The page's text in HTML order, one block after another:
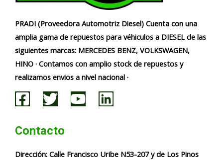
PRADI (Proveedora Automotriz Diesel) Cuenta con una
amplia gama de repuestos para véhiculos a DIESEL de las
siguientes marcas: MERCEDES BENZ, VOLKSWAGEN,
HINO · Contamos con amplio stock de repuestos y
realizamos envios a nivel nacional ·
Contacto
Dirección: Calle Francisco Uribe N53-207 y de Los Pinos